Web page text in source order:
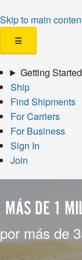
Skip to main
☰
Getting Started
Ship
Find Shipments
For Carriers
For Business
Sign In
Join
MÁS DE 1
por más de